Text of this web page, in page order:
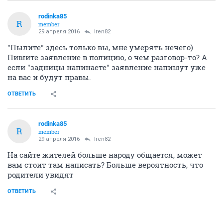
R
rodinka85
member
29 апреля 2016 Iren82
"Пылите" здесь только вы, мне умерять нечего)
Пишите заявление в полицию, о чем разговор-то? А
если "задницы напинаете" заявление напишут уже
на вас и будут правы.
ОТВЕТИТЬ
R
rodinka85
member
29 апреля 2016 Iren82
На сайте жителей больше народу общается, может
вам стоит там написать? Больше вероятность, что
родители увидят
ОТВЕТИТЬ